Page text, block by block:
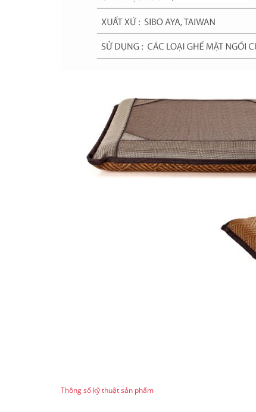
Thông số kỹ thuật sản phẩm